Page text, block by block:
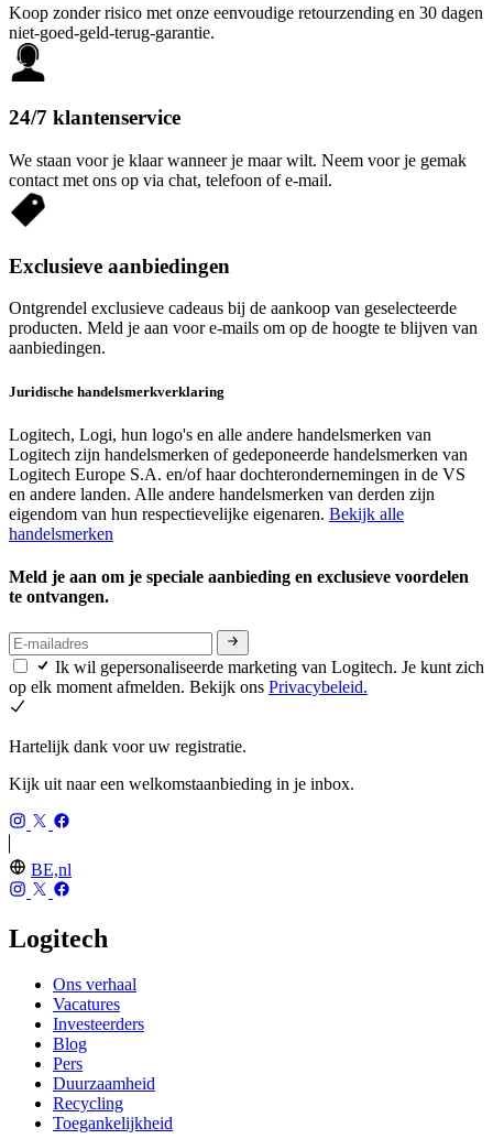
Koop zonder risico met onze eenvoudige retourzending en 30 dagen
niet-goed-geld-terug-garantie.
24/7 klantenservice
We staan voor je klaar wanneer je maar wilt. Neem voor je gemak
contact met ons op via chat, telefoon of e-mail.
Exclusieve aanbiedingen
Ontgrendel exclusieve cadeaus bij de aankoop van geselecteerde
producten. Meld je aan voor e-mails om op de hoogte te blijven van
aanbiedingen.
Juridische handelsmerkverklaring
Logitech, Logi, hun logo's en alle andere handelsmerken van
Logitech zijn handelsmerken of gedeponeerde handelsmerken van
Logitech Europe S.A. en/of haar dochterondernemingen in de VS
en andere landen. Alle andere handelsmerken van derden zijn
eigendom van hun respectievelijke eigenaren. Bekijk alle
handelsmerken
Meld je aan om je speciale aanbieding en exclusieve voordelen
te ontvangen.
Ik wil gepersonaliseerde marketing van Logitech. Je kunt zich
op elk moment afmelden. Bekijk ons Privacybeleid.
Hartelijk dank voor uw registratie.
Kijk uit naar een welkomstaanbieding in je inbox.
BE,nl
Logitech
Ons verhaal
Vacatures
Investeerders
Blog
Pers
Duurzaamheid
Recycling
Toegankelijkheid